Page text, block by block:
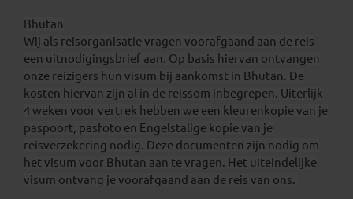
Bhutan
Wij als reisorganisatie vragen voorafgaand aan de reis
een uitnodigingsbrief aan. Op basis hiervan ontvangen
onze reizigers hun visum bij aankomst in Bhutan. De
kosten hiervan zijn al in de reissom inbegrepen. Uiterlijk
4 weken voor vertrek hebben we een kleurenkopie van je
paspoort, pasfoto en Engelstalige kopie van je
reisverzekering nodig. Deze documenten zijn nodig om
het visum voor Bhutan aan te vragen. Het uiteindelijke
visum ontvang je voorafgaand aan de reis van ons.